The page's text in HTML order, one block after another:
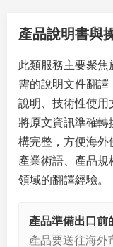
產品說明書與
此類服務主要聚
需的說明文件翻譯
說明、技術性使用
將原文資訊準確
構完整，方便海外
產業術語、產品
領域的翻譯經驗。
產品準備出口前
產品要送往海外